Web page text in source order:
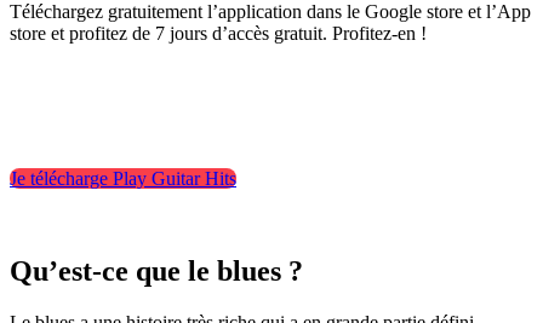
Téléchargez gratuitement l’application dans le Google store et l’App
store et profitez de 7 jours d’accès gratuit. Profitez-en !
Je télécharge Play Guitar Hits
Qu’est-ce que le blues ?